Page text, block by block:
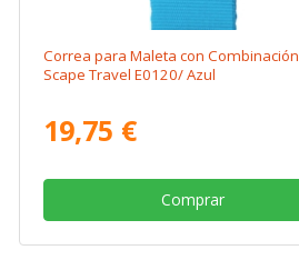
Correa para Maleta con Combinación
Scape Travel E0120/ Azul
19,75 €
Comprar